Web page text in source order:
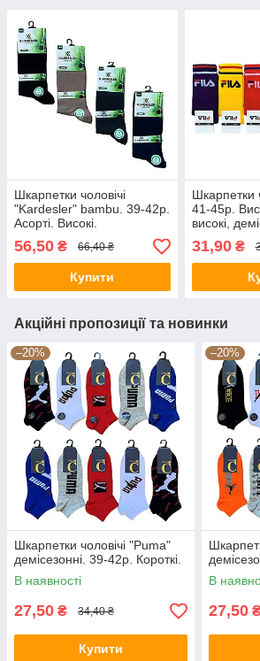
Шкарпетки чоловічі
"Kardesler" bambu. 39-42р.
Асорті. Високі.
Демісезонні.
56,50 ₴ 66,40 ₴
Купити
Шкарпетки
41-45р.
високі,
31,90₴
Акційні пропозиції та новинки
–20%
Шкарпетки чоловічі "Puma"
демісезонні. 39-42р. Короткі.
В наявності
27,50 ₴ 34,40 ₴
Купити
–20%
В
27,50